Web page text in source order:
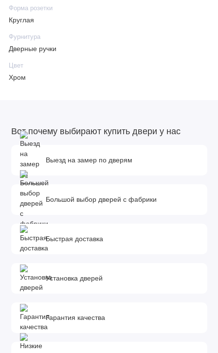
Форма розетки
Круглая
Фурнитура
Дверные ручки
Цвет
Хром
Вот почему выбирают купить двери у нас
Выезд на замер по дверям
Большой выбор дверей с фабрики
Быстрая доставка
Установка дверей
Гарантия качества